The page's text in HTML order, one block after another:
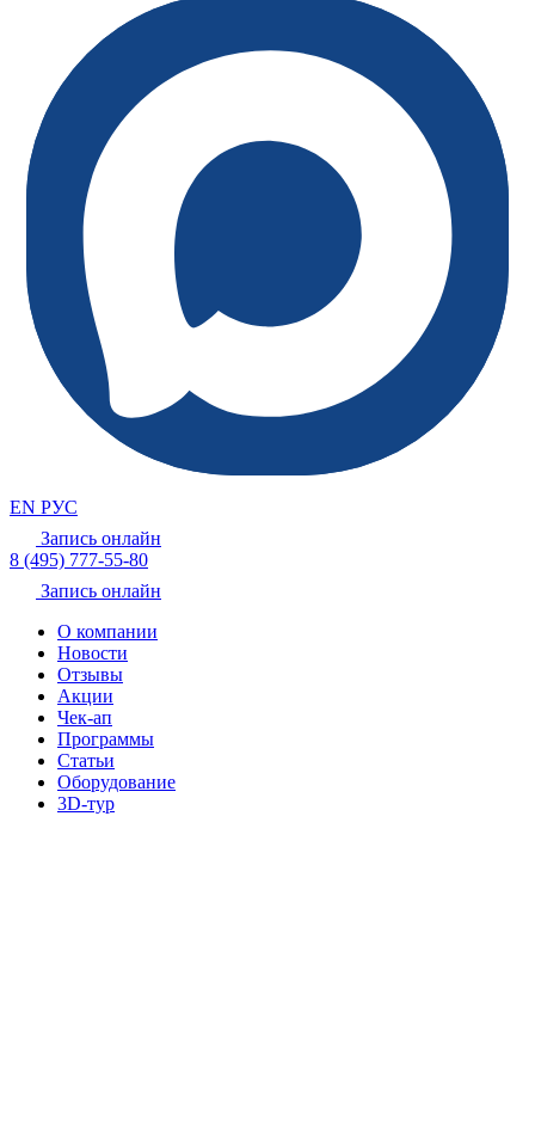
EN РУС
Запись онлайн
8 (495) 777-55-80
Запись онлайн
О компании
Новости
Отзывы
Акции
Чек-ап
Программы
Статьи
Оборудование
3D-тур